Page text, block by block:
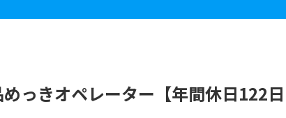
っきオペレーター【年間休日122